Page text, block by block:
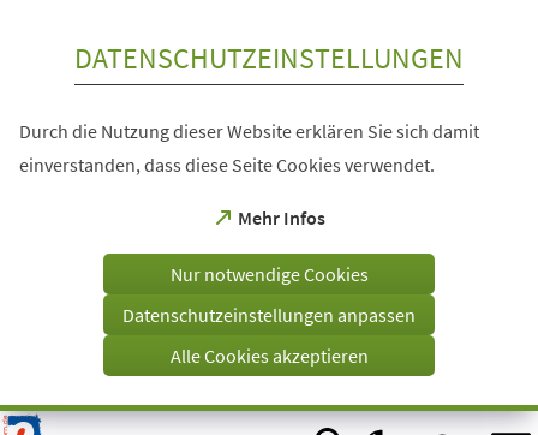
Visuelle
DATENSCHUTZEINSTELLUNGEN
Durch die Nutzung dieser Website erklären Sie sich damit
einverstanden, dass diese Seite Cookies verwendet.
Mehr Infos
(Öffnet
einem
Tab)
Nur notwendige Cookies
Datenschutzeinstellungen anpassen
Alle Cookies akzeptieren